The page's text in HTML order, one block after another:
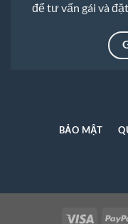
để tư vấn gái và
BẢO MẬT